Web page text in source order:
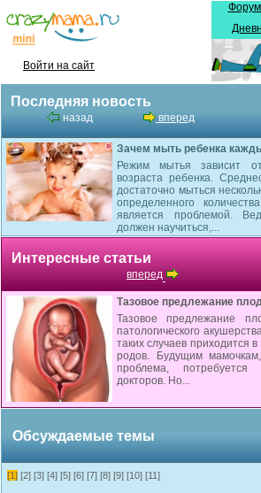
Войти на сайт
Последняя новость
назад вперед
Зачем мыть ребенка
Режим мытья зависит
возраста ребенка.
достаточно мыться
определенного
является проблемой.
должен научиться,...
Интересные статьи
вперед
Тазовое предлежание
Тазовое предлежание
патологического
таких случаев приходится
родов. Будущим
проблема, потребуется
докторов. Но...
Обсуждаемые темы
[1] [2] [3] [4] [5] [6] [7] [8] [9] [10] [11]